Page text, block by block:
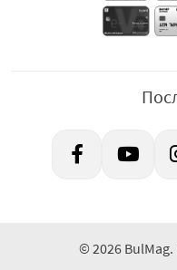
© 2026 BulMag.